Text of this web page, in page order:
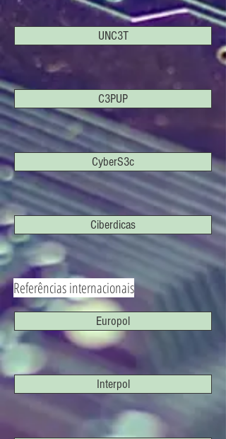
UNC3T
C3PUP
CyberS3c
Ciberdicas
Referências internacionais
Europol
Interpol